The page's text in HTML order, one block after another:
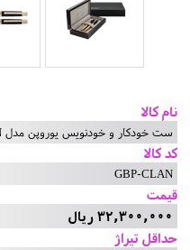
نام کالا
ست خودکار و خودنویس یوروپن مدل CLAN
کد کالا
GBP-CLAN
قیمت
32,300,000 ریال
حداقل تیراژ